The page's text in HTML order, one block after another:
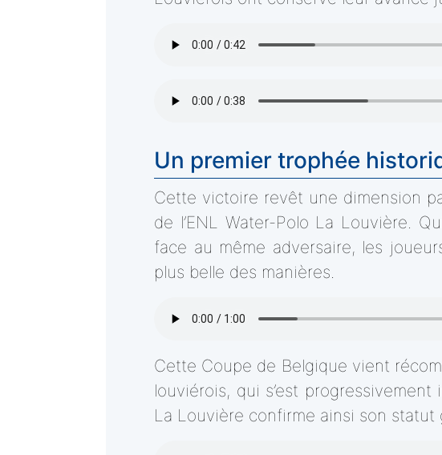
Un premier trophée
Cette victoire revêt une dimension
de l’ENL Water-Polo La Louvière.
face au même adversaire, les
plus belle des manières.
Cette Coupe de Belgique vient
louviérois, qui s’est
La Louvière confirme ainsi son